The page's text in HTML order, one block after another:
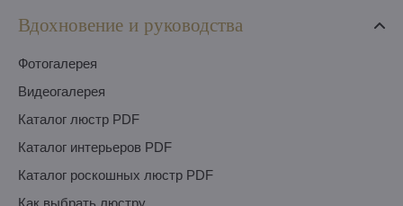
Вдохновение и руководства
Фотогалерея
Видеогалерея
Каталог люстр PDF
Каталог интерьеров PDF
Каталог роскошных люстр PDF
Как выбрать люстру